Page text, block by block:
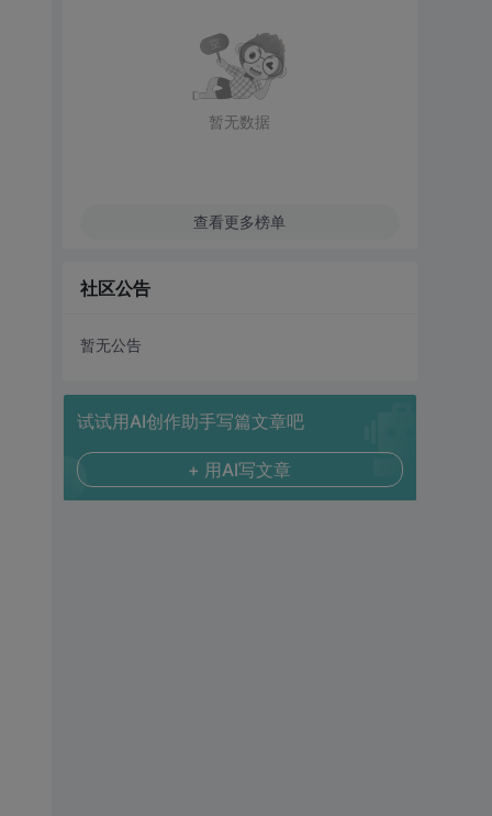
暂无数据
查看更多榜单
社区公告
暂无公告
试试用AI创作助手写篇文章吧
+ 用AI写文章